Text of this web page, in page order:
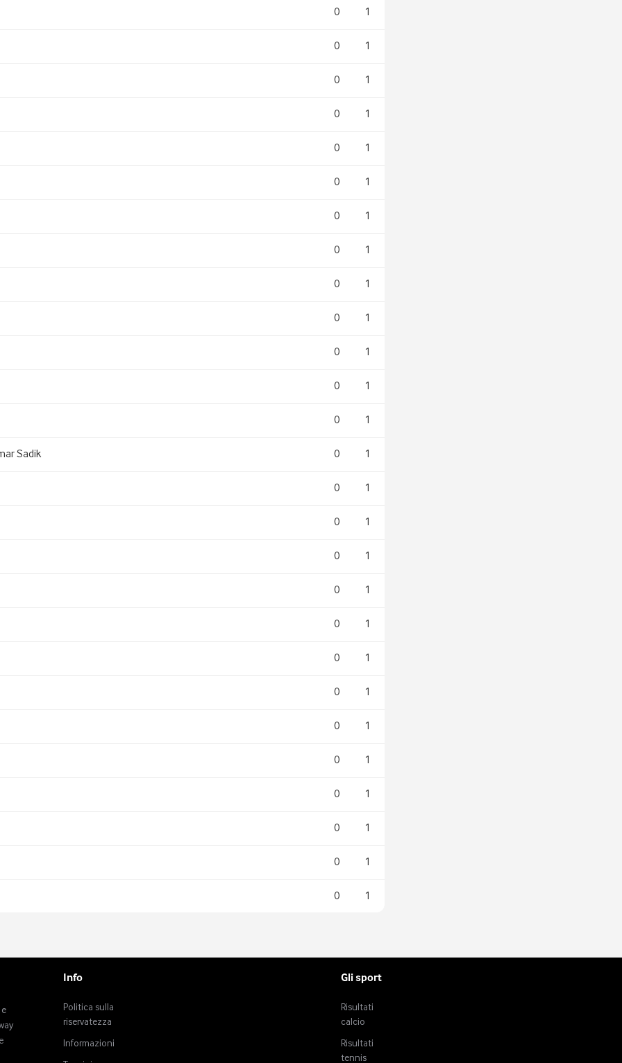
0 1
0 1
0 1
0 1
0 1
0 1
0 1
0 1
0 1
0 1
0 1
0 1
0 1
Sadik 0 1
0 1
0 1
0 1
0 1
0 1
0 1
0 1
0 1
0 1
0 1
0 1
0 1
0 1
Info
Politica sulla
riservatezza
Informazioni
Gli sport
Risultati
calcio
Risultati
tennis